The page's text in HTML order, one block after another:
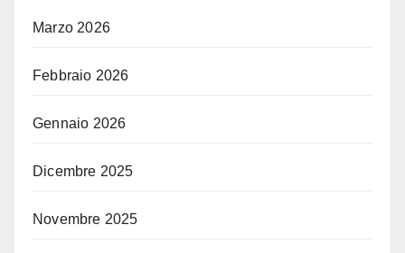
Marzo 2026
Febbraio 2026
Gennaio 2026
Dicembre 2025
Novembre 2025